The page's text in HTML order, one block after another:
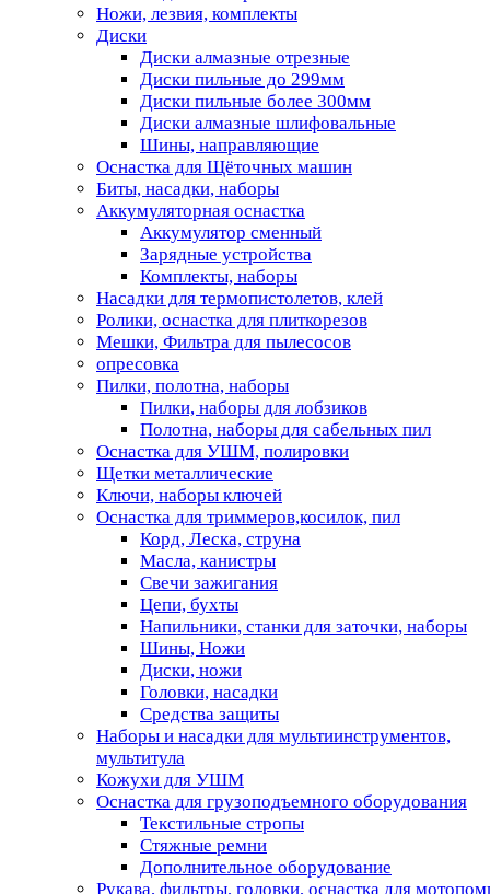
Ножи, лезвия, комплекты
Диски
Диски алмазные отрезные
Диски пильные до 299мм
Диски пильные более 300мм
Диски алмазные шлифовальные
Шины, направляющие
Оснастка для Щёточных машин
Биты, насадки, наборы
Аккумуляторная оснастка
Аккумулятор сменный
Зарядные устройства
Комплекты, наборы
Насадки для термопистолетов, клей
Ролики, оснастка для плиткорезов
Мешки, Фильтра для пылесосов
опресовка
Пилки, полотна, наборы
Пилки, наборы для лобзиков
Полотна, наборы для сабельных пил
Оснастка для УШМ, полировки
Щетки металлические
Ключи, наборы ключей
Оснастка для триммеров,косилок, пил
Корд, Леска, струна
Масла, канистры
Свечи зажигания
Цепи, бухты
Напильники, станки для заточки, наборы
Шины, Ножи
Диски, ножи
Головки, насадки
Средства защиты
Наборы и насадки для мультиинструментов,
мультитула
Кожухи для УШМ
Оснастка для грузоподъемного оборудования
Текстильные стропы
Стяжные ремни
Дополнительное оборудование
Рукава, фильтры, головки, оснастка для